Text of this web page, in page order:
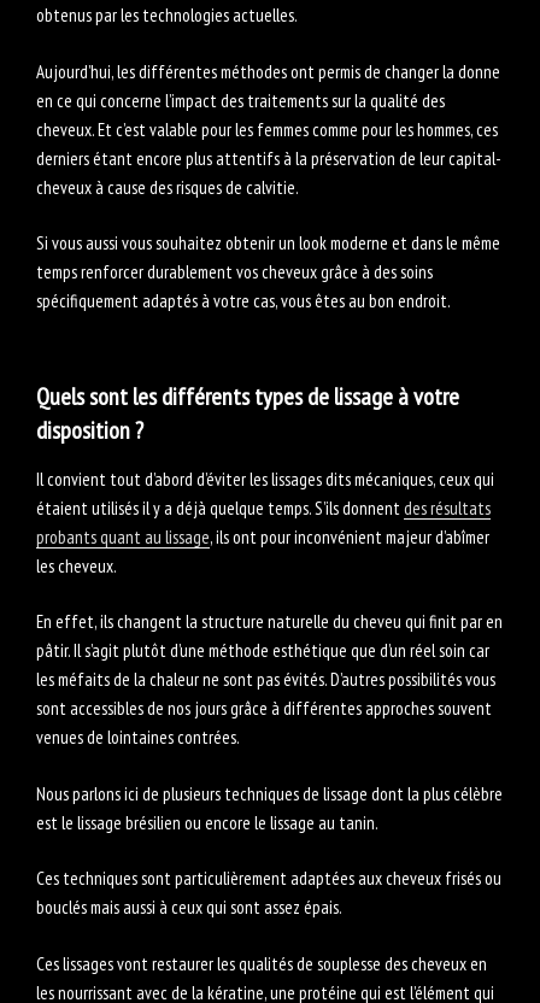
obtenus par les technologies actuelles.
Aujourd’hui, les différentes méthodes ont permis de changer la donne
en ce qui concerne l’impact des traitements sur la qualité des
cheveux. Et c’est valable pour les femmes comme pour les hommes, ces
derniers étant encore plus attentifs à la préservation de leur capital-
cheveux à cause des risques de calvitie.
Si vous aussi vous souhaitez obtenir un look moderne et dans le même
temps renforcer durablement vos cheveux grâce à des soins
spécifiquement adaptés à votre cas, vous êtes au bon endroit.
Quels sont les différents types de lissage à votre
disposition ?
Il convient tout d’abord d’éviter les lissages dits mécaniques, ceux qui
étaient utilisés il y a déjà quelque temps. S’ils donnentdes résultats
probants quant au lissage, ils ont pour inconvénient majeur d’abîmer
les cheveux.
En effet, ils changent la structure naturelle du cheveu qui finit par en
pâtir. Il s’agit plutôt d’une méthode esthétique que d’un réel soin car
les méfaits de la chaleur ne sont pas évités. D’autres possibilités vous
sont accessibles de nos jours grâce à différentes approches souvent
venues de lointaines contrées.
Nous parlons ici de plusieurs techniques de lissage dont la plus célèbre
est le lissage brésilien ou encore le lissage au tanin.
Ces techniques sont particulièrement adaptées aux cheveux frisés ou
bouclés mais aussi à ceux qui sont assez épais.
Ces lissages vont restaurer les qualités de souplesse des cheveux en
les nourrissant avec de la kératine, une protéine qui est l’élément qui